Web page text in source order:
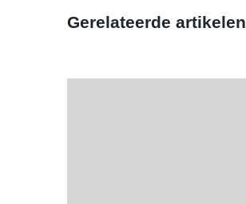
Gerelateerde artikelen